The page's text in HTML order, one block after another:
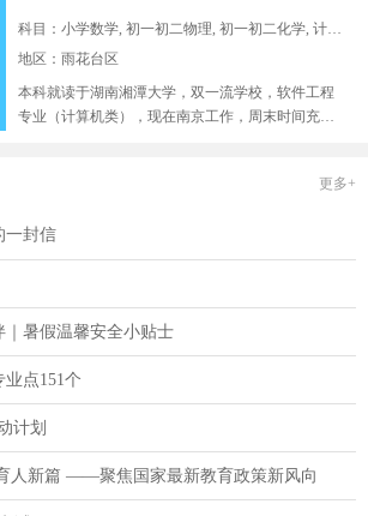
科目：小学数学, 初一初二物理, 初一初二化学, 计算...
地区：雨花台区
本科就读于湖南湘潭大学，双一流学校，软件工程
专业（计算机类），现在南京工作，周末时间充
更多+
一封信
｜暑假温馨安全小贴士
点151个
计划
人新篇 ——聚焦国家最新教育政策新风向